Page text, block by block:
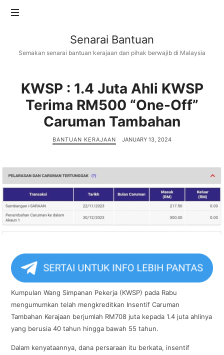
Senarai
Bantuan
Senarai Bantuan
Semakan senarai bantuan kerajaan dan pihak berwajib di Malaysia
KWSP : 1.4 Juta Ahli KWSP
Terima RM500 “One-Off”
Caruman Tambahan
BANTUAN KERAJAAN JANUARY 13, 2024
Kumpulan Wang Simpanan Pekerja (KWSP) pada Rabu
mengumumkan telah mengkreditkan Insentif Caruman
Tambahan Kerajaan berjumlah RM708 juta kepada 1.4 juta ahlinya
yang berusia 40 tahun hingga bawah 55 tahun.
Dalam kenyataannya, dana persaraan itu berkata, insentif